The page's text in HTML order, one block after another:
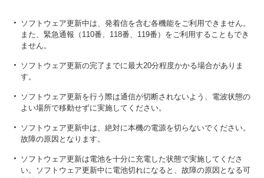
ソフトウェア更新中は、発着信を含む各機能をご利用できません。
また、緊急通報（110番、118番、119番）をご利用することもでき
ません。
ソフトウェア更新の完了までに最大20分程度かかる場合がありま
す。
ソフトウェア更新を行う際は通信が切断されないよう、電波状態の
よい場所で移動せずに実施してください。
ソフトウェア更新中は、絶対に本機の電源を切らないでください。
故障の原因となります。
ソフトウェア更新は電池を十分に充電した状態で実施してくださ
い。ソフトウェア更新中に電池切れになると、故障の原因となる可